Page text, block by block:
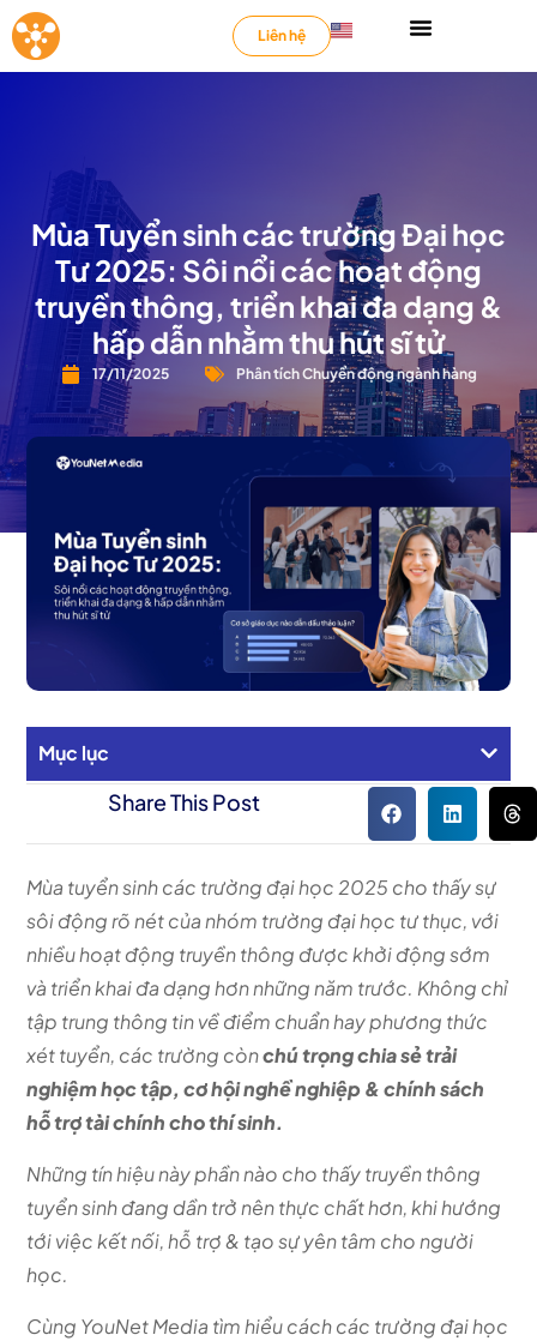
Liên hệ
Mùa Tuyển sinh các trường Đại học
Tư 2025: Sôi nổi các hoạt động
truyền thông, triển khai đa dạng &
hấp dẫn nhằm thu hút sĩ tử
17/11/2025 Phân tích Chuyển động ngành hàng
Mục lục
Share This Post
Mùa tuyển sinh các trường đại học 2025 cho thấy sự
sôi động rõ nét của nhóm trường đại học tư thục, với
nhiều hoạt động truyền thông được khởi động sớm
và triển khai đa dạng hơn những năm trước. Không chỉ
tập trung thông tin về điểm chuẩn hay phương thức
xét tuyển, các trường cònchú trọng chia sẻ trải
nghiệm học tập, cơ hội nghề nghiệp & chính sách
hỗ trợ tài chính cho thí sinh.
Những tín hiệu này phần nào cho thấy truyền thông
tuyển sinh đang dần trở nên thực chất hơn, khi hướng
tới việc kết nối, hỗ trợ & tạo sự yên tâm cho người
học.
Cùng YouNet Media tìm hiểu cách các trường đại học